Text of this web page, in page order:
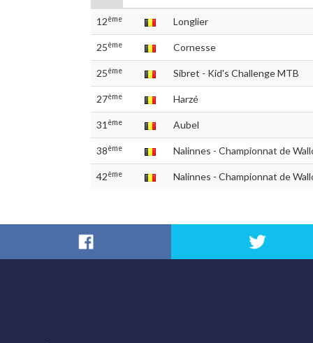
12ème Longlier
25ème Cornesse
25ème Sibret - Kid's Challenge MTB
27ème Harzé
31 ème Aubel
38ème Nalinnes - Championnat de
42ème Nalinnes - Championnat de